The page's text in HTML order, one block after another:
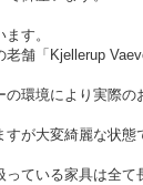
す。
老舗「Kjellerup
の環境により実際
が大変綺麗な状態
っている家具は全